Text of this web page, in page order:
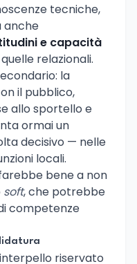
tecniche,
anche
e capacità
relazionali.
la
il pubblico,
allo sportello e
ormai un
decisivo — nelle
locali.
bene a non
soft, che potrebbe
competenze
riservato